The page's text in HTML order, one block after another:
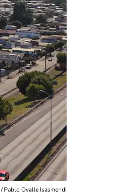
/Pablo Ovalle Isasmendi